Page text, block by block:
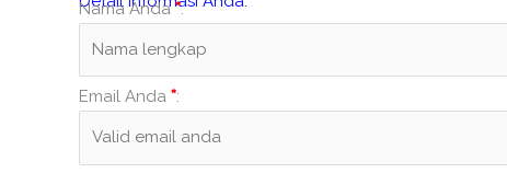
Nama Anda*:
Email Anda *: